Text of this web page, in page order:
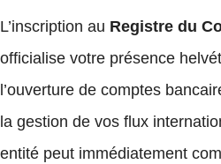
L’inscription au Registre du
officialise votre présence
l’ouverture de comptes
la gestion de vos flux
entité peut immédiatement